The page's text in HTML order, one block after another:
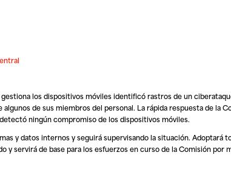
los dispositivos móviles identificó rastros de un
de sus miembros del personal. La rápida respuesta de la
ningún compromiso de los dispositivos móviles.
y datos internos y seguirá supervisando la situación. Adoptará
y servirá de base para los esfuerzos en curso de la Comisión por